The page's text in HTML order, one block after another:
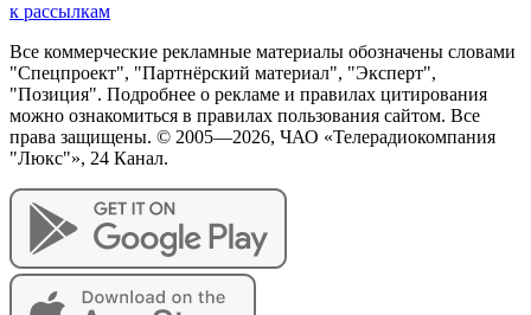
к рассылкам
Все коммерческие рекламные материалы обозначены словами
"Спецпроект", "Партнёрский материал", "Эксперт",
"Позиция". Подробнее о рекламе и правилах цитирования
можно ознакомиться в правилах пользования сайтом. Все
права защищены. © 2005—2026, ЧАО «Телерадиокомпания
"Люкс"», 24 Канал.